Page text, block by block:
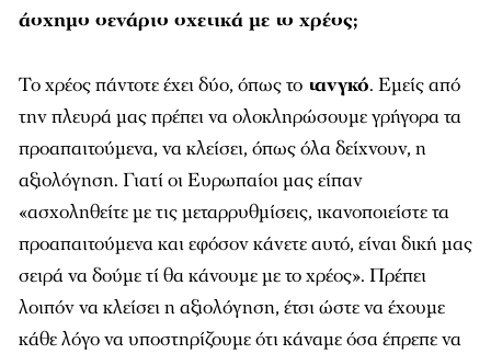
Το χρέος πάντοτε έχει δύο, όπως τοτανγκό
προαπαιτούμενα, να κλείσει, όπως όλα δείχνουν, η
αξιολόγηση. Γιατί οι Ευρωπαίοι μας είπαν
«ασχοληθείτε με τις μεταρρυθμίσεις, ικανοποιείστε τα
προαπαιτούμενα και εφόσον κάνετε αυτό, είναι δική μας
σειρά να δούμε τί θα κάνουμε με το χρέος». Πρέπει
λοιπόν να κλείσει η αξιολόγηση, έτσι ώστε να έχουμε
κάθε λόγο να υποστηρίζουμε ότι κάναμε όσα έπρεπε να
κάνουμε, «είναι η σειρά σας».